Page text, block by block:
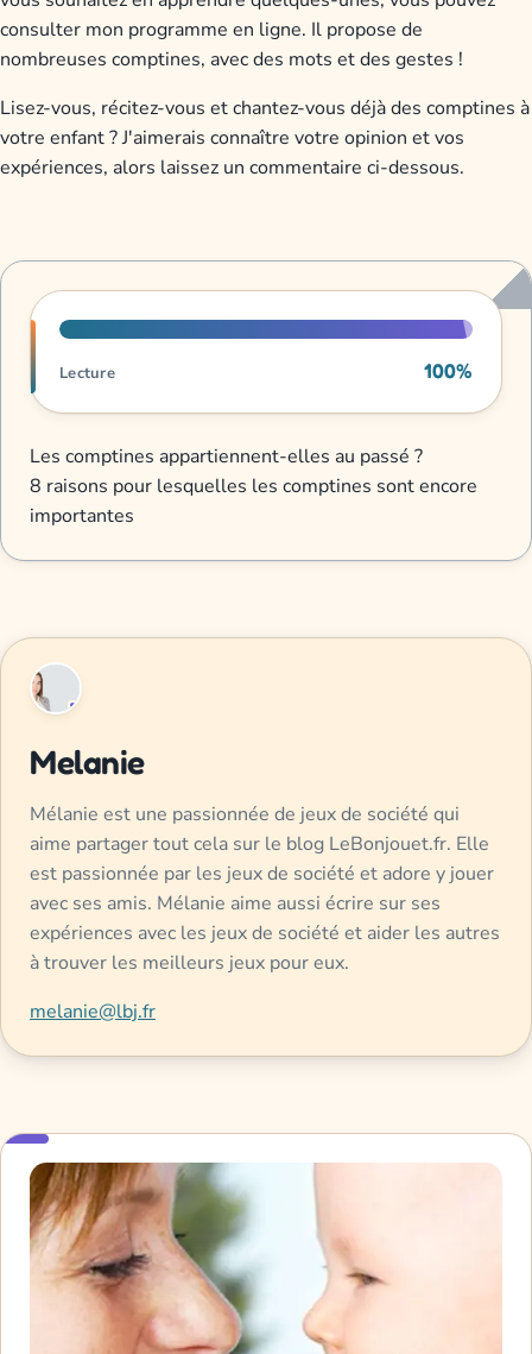
consulter mon programme en ligne. Il propose de
nombreuses comptines, avec des mots et des gestes !
Lisez-vous, récitez-vous et chantez-vous déjà des comptines à
votre enfant ? J'aimerais connaître votre opinion et vos
expériences, alors laissez un commentaire ci-dessous.
Progression de lecture
Lecture 100%
Les comptines appartiennent-elles au passé ?
8 raisons pour lesquelles les comptines sont encore
importantes
Melanie
Mélanie est une passionnée de jeux de société qui
aime partager tout cela sur le blog LeBonjouet.fr. Elle
est passionnée par les jeux de société et adore y jouer
avec ses amis. Mélanie aime aussi écrire sur ses
expériences avec les jeux de société et aider les autres
à trouver les meilleurs jeux pour eux.
melanie@lbj.fr